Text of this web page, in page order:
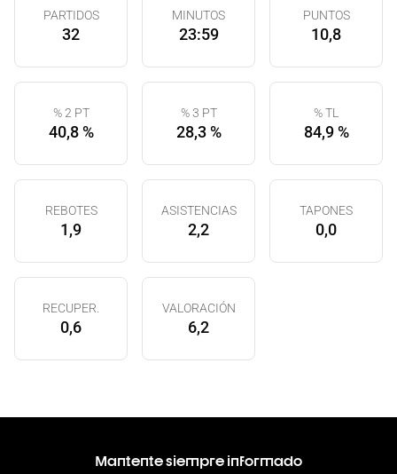
PARTIDOS
32
MINUTOS
23:59
PUNTOS
10,8
% 2 PT
40,8 %
% 3 PT
28,3 %
% TL
84,9 %
REBOTES
1,9
ASISTENCIAS
2,2
TAPONES
0,0
RECUPER.
0,6
VALORACIÓN
6,2
Mantente siempre informado